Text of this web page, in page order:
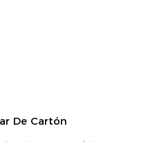
De Cartón